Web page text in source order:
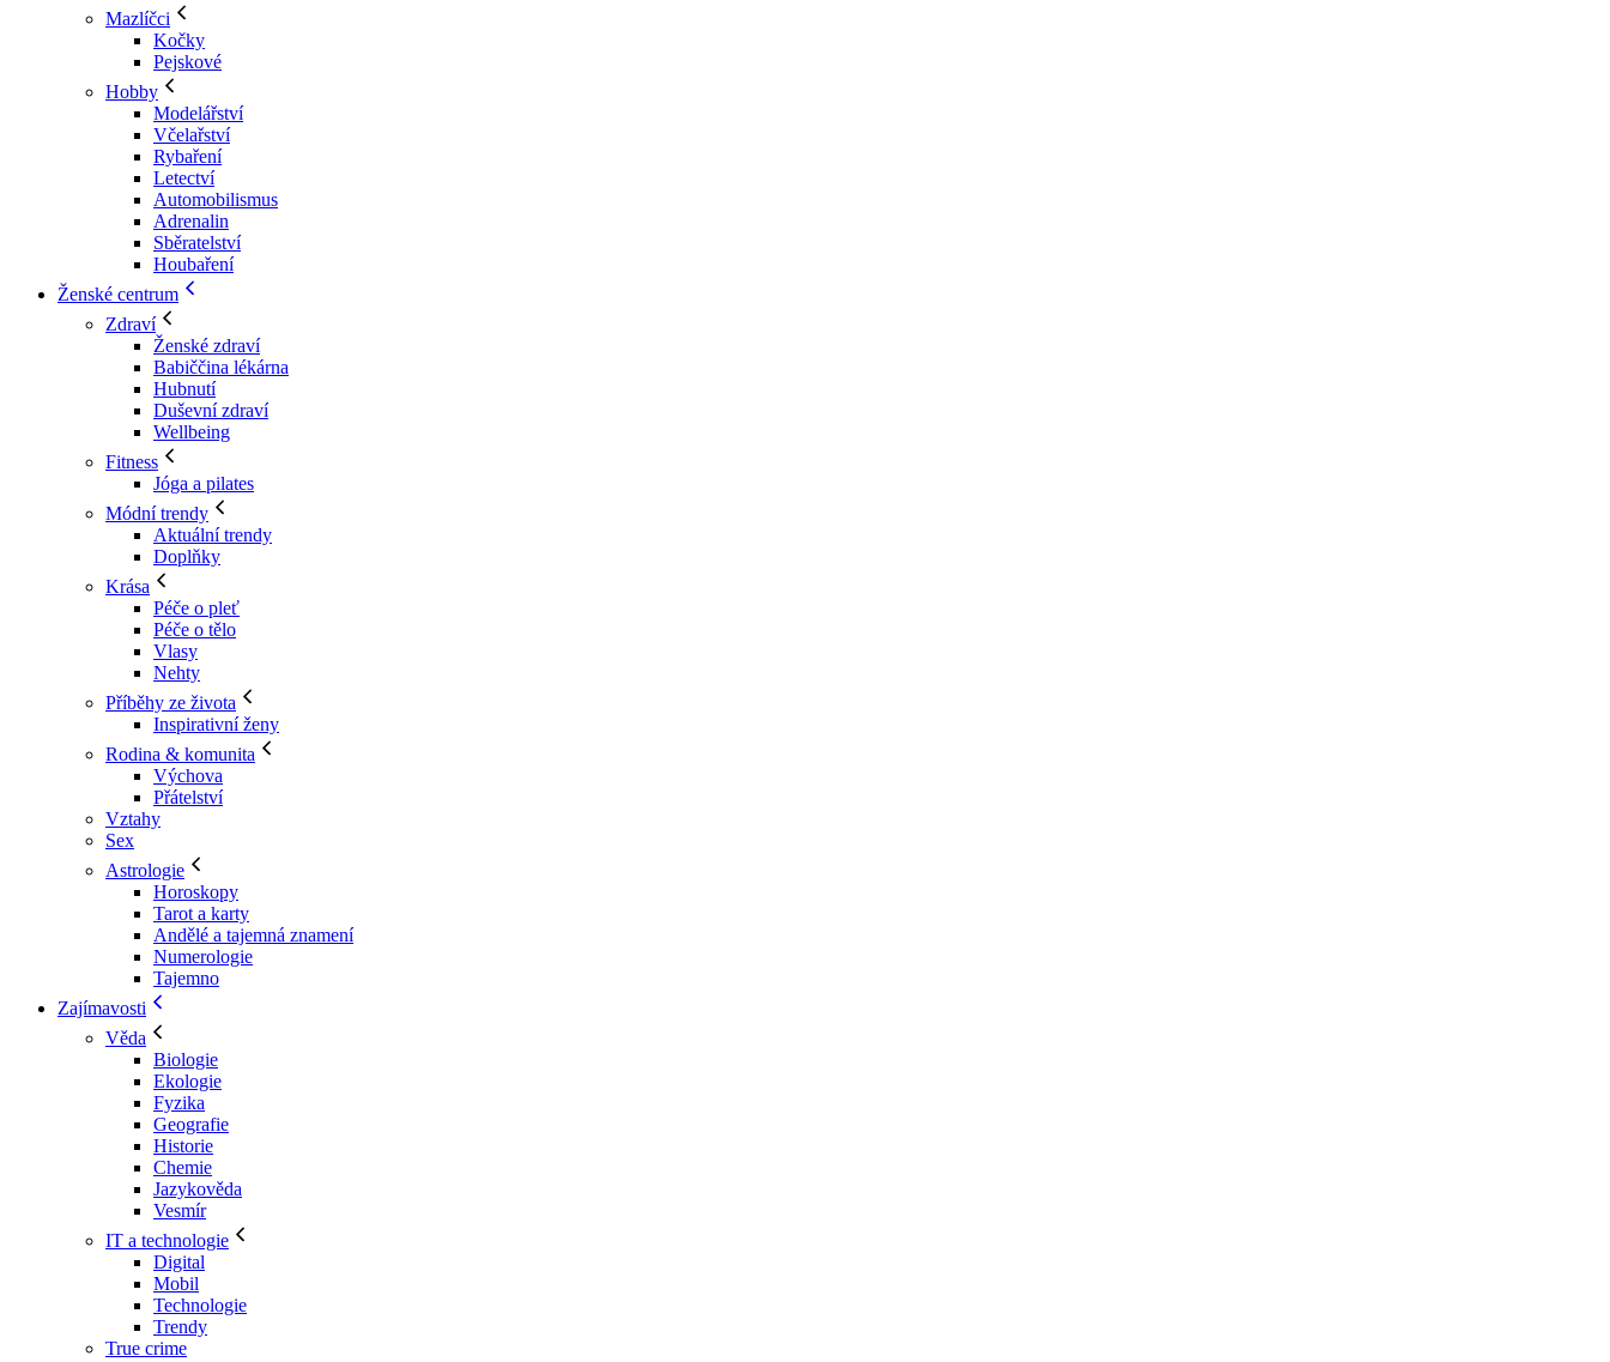
Mazlíčci
Kočky
Pejskové
Hobby
Modelářství
Včelařství
Rybaření
Letectví
Automobilismus
Adrenalin
Sběratelství
Houbaření
Ženské centrum
Zdraví
Ženské zdraví
Babiččina lékárna
Hubnutí
Duševní zdraví
Wellbeing
Fitness
Jóga a pilates
Módní trendy
Aktuální trendy
Doplňky
Krása
Péče o pleť
Péče o tělo
Vlasy
Nehty
Příběhy ze života
Inspirativní ženy
Rodina & komunita
Výchova
Přátelství
Vztahy
Sex
Astrologie
Horoskopy
Tarot a karty
Andělé a tajemná znamení
Numerologie
Tajemno
Zajímavosti
Věda
Biologie
Ekologie
Fyzika
Geografie
Historie
Chemie
Jazykověda
Vesmír
IT a technologie
Digital
Mobil
Technologie
Trendy
True crime